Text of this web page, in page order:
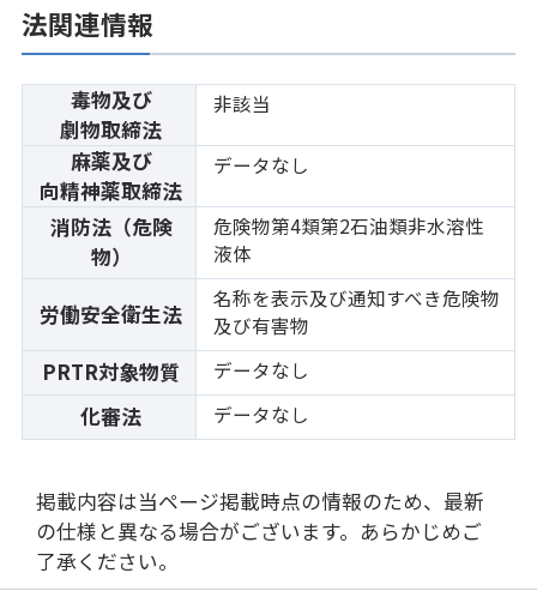
法関連情報
毒物及び
劇物取締法
非該当
麻薬及び
向精神薬取締法
データなし
消防法（危険
物）
危険物第4類第2石油類非水溶性
液体
労働安全衛生法
名称を表示及び通知すべき危険物
及び有害物
PRTR対象物質 データなし
化審法 データなし
掲載内容は当ページ掲載時点の情報のため、最新
の仕様と異なる場合がございます。あらかじめご
了承ください。